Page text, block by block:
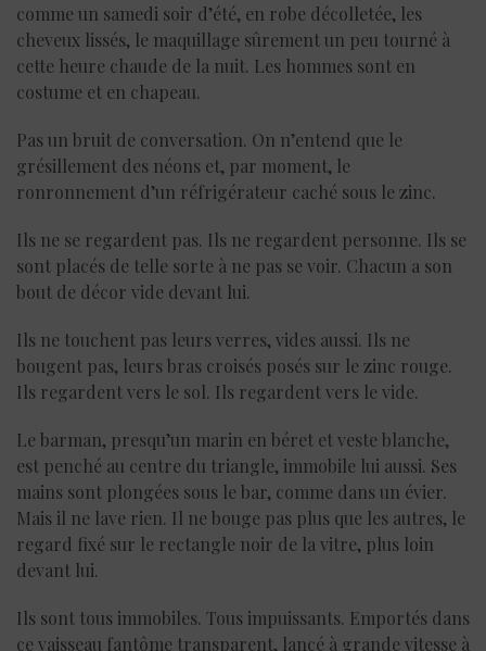
comme un samedi soir d’été, en robe décolletée, les
cheveux lissés, le maquillage sûrement un peu tourné à
cette heure chaude de la nuit. Les hommes sont en
costume et en chapeau.
Pas un bruit de conversation. On n’entend que le
grésillement des néons et, par moment, le
ronronnement d’un réfrigérateur caché sous le zinc.
Ils ne se regardent pas. Ils ne regardent personne. Ils se
sont placés de telle sorte à ne pas se voir. Chacun a son
bout de décor vide devant lui.
Ils ne touchent pas leurs verres, vides aussi. Ils ne
bougent pas, leurs bras croisés posés sur le zinc rouge.
Ils regardent vers le sol. Ils regardent vers le vide.
Le barman, presqu’un marin en béret et veste blanche,
est penché au centre du triangle, immobile lui aussi. Ses
mains sont plongées sous le bar, comme dans un évier.
Mais il ne lave rien. Il ne bouge pas plus que les autres, le
regard fixé sur le rectangle noir de la vitre, plus loin
devant lui.
Ils sont tous immobiles. Tous impuissants. Emportés dans
ce vaisseau fantôme transparent, lancé à grande vitesse à